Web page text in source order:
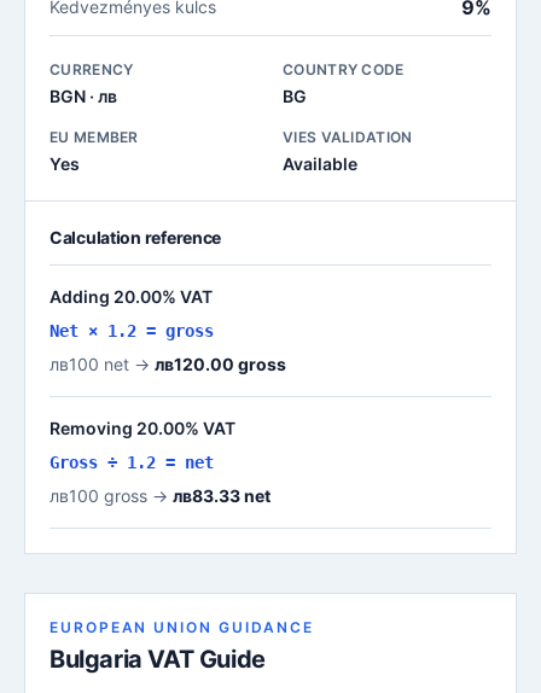
Kedvezményes kulcs 9%
CURRENCY
BGN · лв
COUNTRY CODE
BG
EU MEMBER
Yes
VIES VALIDATION
Available
Calculation reference
Adding 20.00% VAT
Net × 1.2 = gross
лв100 net → лв120.00 gross
Removing 20.00% VAT
Gross ÷ 1.2 = net
лв100 gross → лв83.33 net
EUROPEAN UNION GUIDANCE
Bulgaria VAT Guide